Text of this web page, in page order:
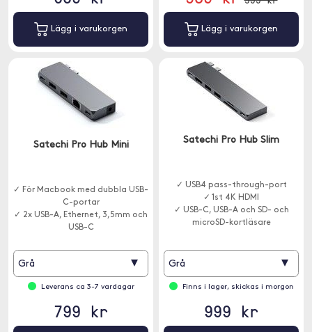
Lägg i varukorgen Lägg i varukorgen
Satechi Pro Hub Mini
✓ För Macbook med dubbla USB-
C-portar
✓ 2x USB-A, Ethernet, 3,5mm och
USB-C
Grå ▾
Leverans ca 3-7 vardagar
799 kr
Satechi Pro Hub Slim
✓ USB4 pass-through-port
✓ 1st 4K HDMI
✓ USB-C, USB-A och SD- och
microSD-kortläsare
Grå ▾
Finns i lager, skickas i morgon
999 kr